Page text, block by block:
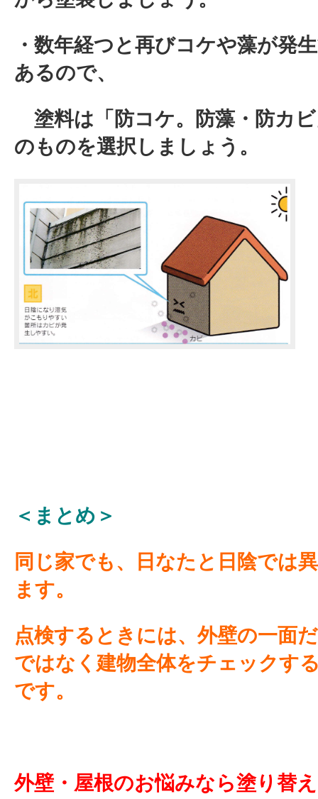
・数年経つと再びコケや藻が発
あるので、
塗料は 「防コケ。防藻・防カ
のものを選択しましょう。
＜まとめ＞
同じ家でも、日なたと日陰では
ます。
点検するときには、外壁の一面
ではなく 建物全体をチェックす
です。
外壁・屋根のお悩みなら塗り替